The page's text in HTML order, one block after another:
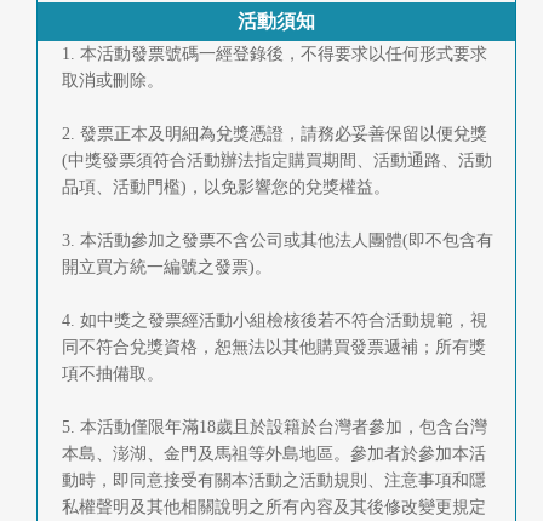
活動須知
1. 本活動發票號碼一經登錄後，不得要求以任何形式要求
取消或刪除。
2. 發票正本及明細為兌獎憑證，請務必妥善保留以便兌獎
(中獎發票須符合活動辦法指定購買期間、活動通路、活動
品項、活動門檻)，以免影響您的兌獎權益。
3. 本活動參加之發票不含公司或其他法人團體(即不包含有
開立買方統一編號之發票)。
4. 如中獎之發票經活動小組檢核後若不符合活動規範，視
同不符合兌獎資格，恕無法以其他購買發票遞補；所有獎
項不抽備取。
5. 本活動僅限年滿18歲且於設籍於台灣者參加，包含台灣
本島、澎湖、金門及馬祖等外島地區。參加者於參加本活
動時，即同意接受有關本活動之活動規則、注意事項和隱
私權聲明及其他相關說明之所有內容及其後修改變更規定